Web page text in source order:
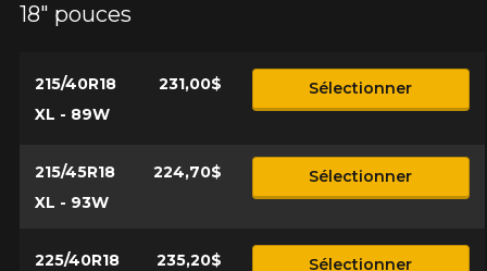
18" pouces
215/40R18
XL - 89W
231,00$ Sélectionner
215/45R18
XL - 93W
224,70$ Sélectionner
225/40R18
235,20$ Sélectionner